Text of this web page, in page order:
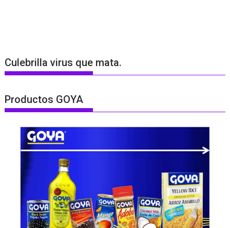
Culebrilla virus que mata.
Productos GOYA